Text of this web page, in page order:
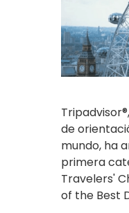
de
mundo, ha
primera
Travelers'
of the Best